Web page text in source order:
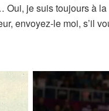
je suis toujours à
envoyez-le moi, s’il